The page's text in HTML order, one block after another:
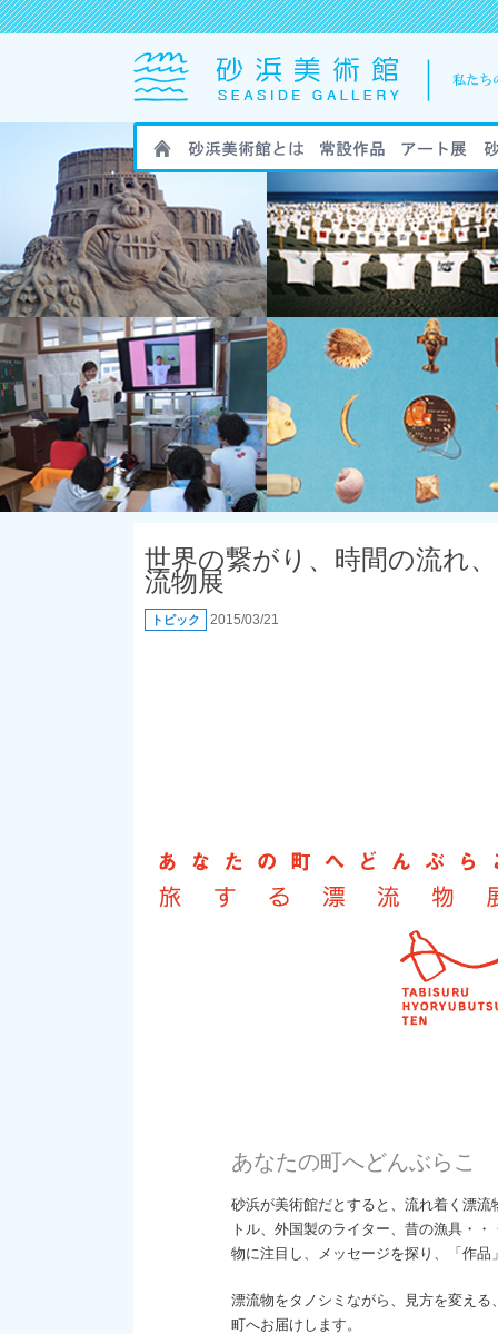
HOME 砂浜美術館とは砂浜美術館の作
砂
世界の繋がり、時間の流れ
流物展
トピック 2015/03/21
あなたの町へどんぶらこ
砂浜が美術館だとすると、流れ着く漂
トル、外国製のライター、昔の漁具・
物に注目し、メッセージを探り、「作
漂流物をタノシミながら、見方を変え
町へお届けします。